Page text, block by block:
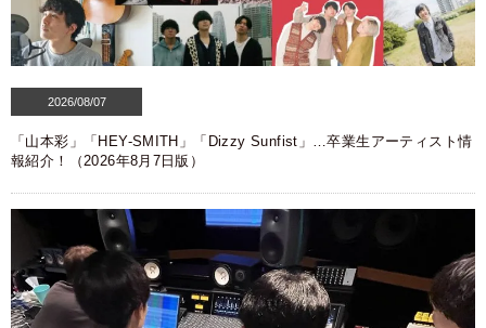
2026/08/07
「山本彩」「HEY-SMITH」「Dizzy Sunfist」…卒業生アーティスト情
報紹介！（2026年8月7日版）